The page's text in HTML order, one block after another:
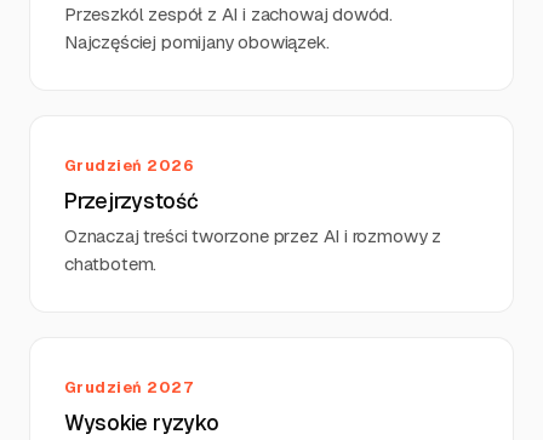
Przeszkól zespół z AI i zachowaj dowód.
Najczęściej pomijany obowiązek.
Grudzień 2026
Przejrzystość
Oznaczaj treści tworzone przez AI i rozmowy z
chatbotem.
Grudzień 2027
Wysokie ryzyko